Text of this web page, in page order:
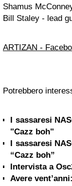
Shamus
Bill Staley - lead
ARTIZAN -
Potrebbero
I sassaresi
"Cazz boh"
I sassaresi
“Cazz boh”
Intervista a
Avere